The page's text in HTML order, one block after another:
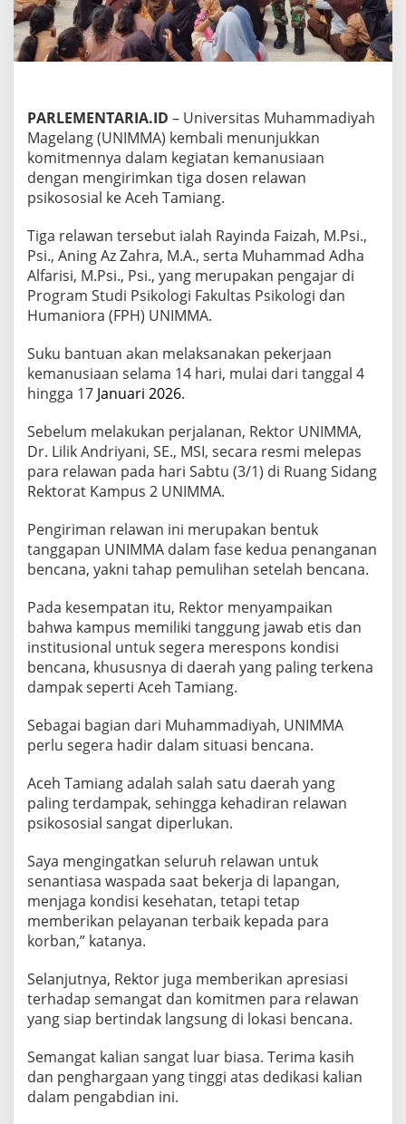
i
U
N
I
B
a
n
t
u
P
m
u
i
h
a
P
s
i
k
s
o
s
i
a
d
A
c
h
T
a
m
i
a
g
PARLEMENTARIA.ID – Universitas Muhammadiyah
Magelang (UNIMMA) kembali menunjukkan
komitmennya dalam kegiatan kemanusiaan
dengan mengirimkan tiga dosen relawan
psikososial ke Aceh Tamiang.
Tiga relawan tersebut ialah Rayinda Faizah, M.Psi.,
Psi., Aning Az Zahra, M.A., serta Muhammad Adha
Alfarisi, M.Psi., Psi., yang merupakan pengajar di
Program Studi Psikologi Fakultas Psikologi dan
Humaniora (FPH) UNIMMA.
Suku bantuan akan melaksanakan pekerjaan
kemanusiaan selama 14 hari, mulai dari tanggal 4
hingga 17 Januari 2026.
Sebelum melakukan perjalanan, Rektor UNIMMA,
Dr. Lilik Andriyani, SE., MSI, secara resmi melepas
para relawan pada hari Sabtu (3/1) di Ruang Sidang
Rektorat Kampus 2 UNIMMA.
Pengiriman relawan ini merupakan bentuk
tanggapan UNIMMA dalam fase kedua penanganan
bencana, yakni tahap pemulihan setelah bencana.
Pada kesempatan itu, Rektor menyampaikan
bahwa kampus memiliki tanggung jawab etis dan
institusional untuk segera merespons kondisi
bencana, khususnya di daerah yang paling terkena
dampak seperti Aceh Tamiang.
Sebagai bagian dari Muhammadiyah, UNIMMA
perlu segera hadir dalam situasi bencana.
Aceh Tamiang adalah salah satu daerah yang
paling terdampak, sehingga kehadiran relawan
psikososial sangat diperlukan.
Saya mengingatkan seluruh relawan untuk
senantiasa waspada saat bekerja di lapangan,
menjaga kondisi kesehatan, tetapi tetap
memberikan pelayanan terbaik kepada para
korban,” katanya.
Selanjutnya, Rektor juga memberikan apresiasi
terhadap semangat dan komitmen para relawan
yang siap bertindak langsung di lokasi bencana.
Semangat kalian sangat luar biasa. Terima kasih
dan penghargaan yang tinggi atas dedikasi kalian
dalam pengabdian ini.